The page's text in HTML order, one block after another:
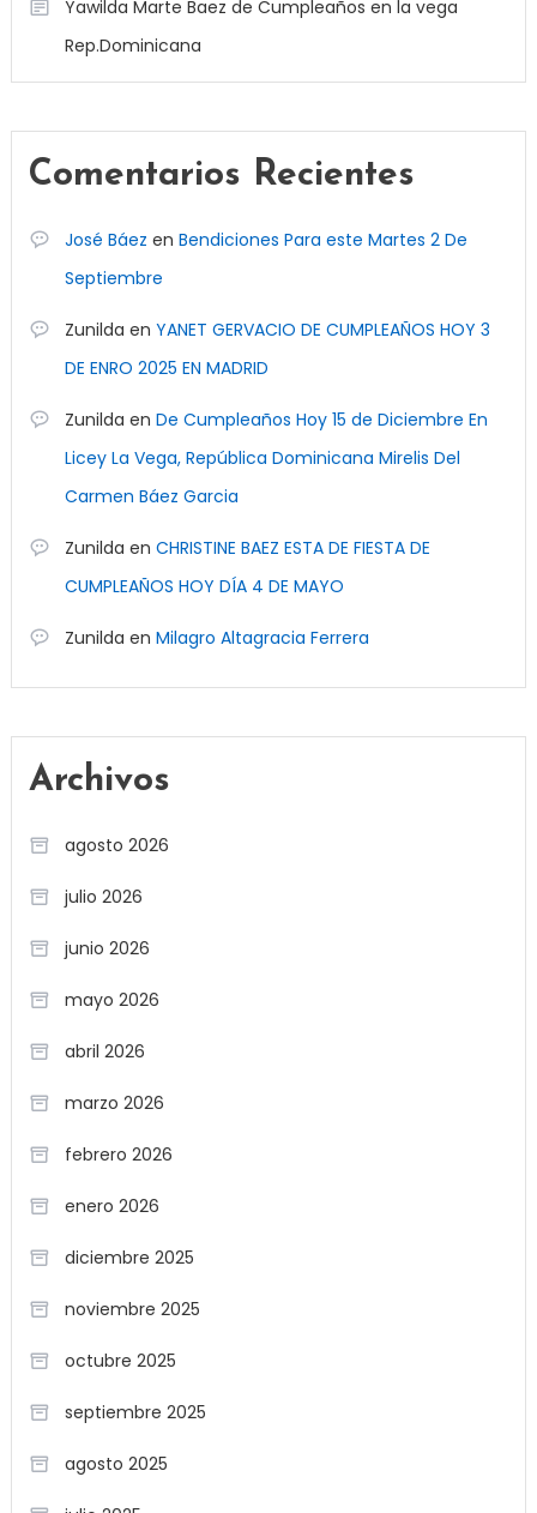
Yawilda Marte Baez de Cumpleaños en la vega
Rep.Dominicana
Comentarios Recientes
José Báez en Bendiciones Para este Martes 2 De
Septiembre
Zunilda en YANET GERVACIO DE CUMPLEAÑOS HOY 3
DE ENRO 2025 EN MADRID
Zunilda en De Cumpleaños Hoy 15 de Diciembre En
Licey La Vega, República Dominicana Mirelis Del
Carmen Báez Garcia
Zunilda en CHRISTINE BAEZ ESTA DE FIESTA DE
CUMPLEAÑOS HOY DÍA 4 DE MAYO
Zunilda en Milagro Altagracia Ferrera
Archivos
agosto 2026
julio 2026
junio 2026
mayo 2026
abril 2026
marzo 2026
febrero 2026
enero 2026
diciembre 2025
noviembre 2025
octubre 2025
septiembre 2025
agosto 2025